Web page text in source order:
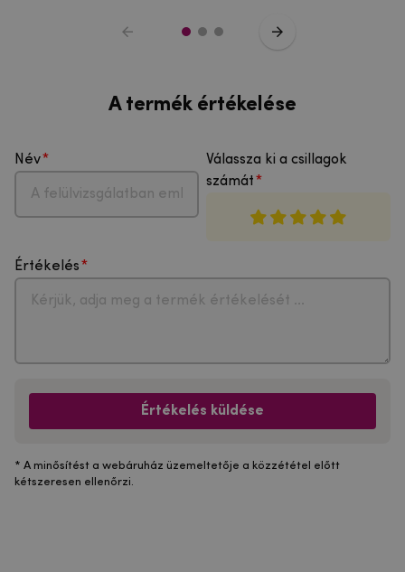
A termék értékelése
Név
Válassza ki a csillagok
számát
Értékelés
Értékelés küldése
* A minősítést a webáruház üzemeltetője a közzététel előtt
kétszeresen ellenőrzi.